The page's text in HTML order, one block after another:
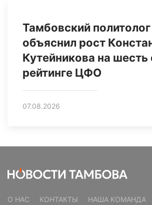
Тамбовский политолог
объяснил рост
Кутейникова на шесть
рейтинге ЦФО
07.08.2026
О НАС КОНТАКТЫ НАША КОМАНДА